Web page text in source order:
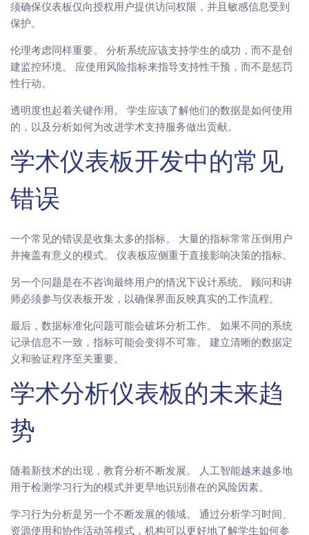
须确保仪表板仅向授权用户提供访问权限，并且敏感信息受到
保护。
伦理考虑同样重要。 分析系统应该支持学生的成功，而不是创
建监控环境。 应使用风险指标来指导支持性干预，而不是惩罚
性行动。
透明度也起着关键作用。 学生应该了解他们的数据是如何使用
的，以及分析如何为改进学术支持服务做出贡献。
学术仪表板开发中的常见
错误
一个常见的错误是收集太多的指标。 大量的指标常常压倒用户
并掩盖有意义的模式。 仪表板应侧重于直接影响决策的指标。
另一个问题是在不咨询最终用户的情况下设计系统。 顾问和讲
师必须参与仪表板开发，以确保界面反映真实的工作流程。
最后，数据标准化问题可能会破坏分析工作。 如果不同的系统
记录信息不一致，指标可能会变得不可靠。 建立清晰的数据定
义和验证程序至关重要。
学术分析仪表板的未来趋
势
随着新技术的出现，教育分析不断发展。 人工智能越来越多地
用于检测学习行为的模式并更早地识别潜在的风险因素。
学习行为分析是另一个不断发展的领域。 通过分析学习时间、
资源使用和协作活动等模式，机构可以更好地了解学生如何参